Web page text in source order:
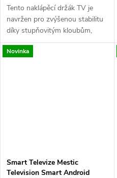
Tento naklápěcí držák TV je
navržen pro zvýšenou stabilitu
díky stupňovitým kloubům,
které zabraňují vibracím.
Disponuje uzamykatelným
Novinka
Smart Televize Mestic
Television Smart Android